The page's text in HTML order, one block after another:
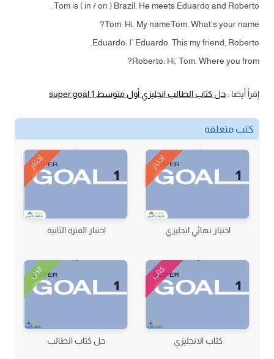
Tom is ( in / on ) Brazil. He meets Eduardo and Roberto.
Tom: Hi. My nameTom. What’s your name?
Eduardo: I’ Eduardo. This my friend, Roberto.
Roberto: Hi, Tom. Where you from?
إقرأ أيضا :حل كتاب الطالب انجليزي أول متوسط super goal 1
كتب متعلقة
اختبار
اختبار نهائي انجليزي
اختبار
اختبار الفترة الثانية
كتاب
كتاب الانجليزي
الحل
حل كتاب الطالب